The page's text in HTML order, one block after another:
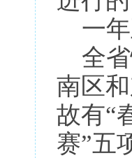
一年
全省
南区
故有“
赛”五